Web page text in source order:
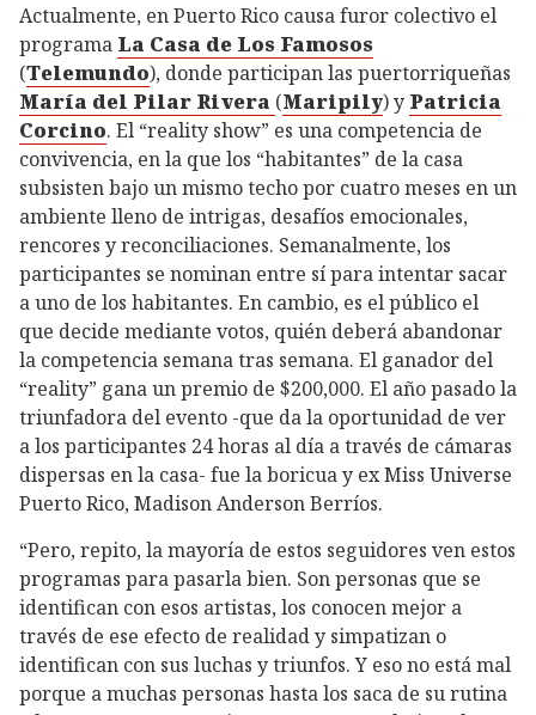
Actualmente, en Puerto Rico causa furor colectivo el
programa La Casa de Los Famosos
(Telemundo), donde participan las puertorriqueñas
María del Pilar Rivera (Maripily) y Patricia
Corcino. El “reality show” es una competencia de
convivencia, en la que los “habitantes” de la casa
subsisten bajo un mismo techo por cuatro meses en un
ambiente lleno de intrigas, desafíos emocionales,
rencores y reconciliaciones. Semanalmente, los
participantes se nominan entre sí para intentar sacar
a uno de los habitantes. En cambio, es el público el
que decide mediante votos, quién deberá abandonar
la competencia semana tras semana. El ganador del
“reality” gana un premio de $200,000. El año pasado la
triunfadora del evento -que da la oportunidad de ver
a los participantes 24 horas al día a través de cámaras
dispersas en la casa- fue la boricua y ex Miss Universe
Puerto Rico, Madison Anderson Berríos.
“Pero, repito, la mayoría de estos seguidores ven estos
programas para pasarla bien. Son personas que se
identifican con esos artistas, los conocen mejor a
través de ese efecto de realidad y simpatizan o
identifican con sus luchas y triunfos. Y eso no está mal
porque a muchas personas hasta los saca de su rutina